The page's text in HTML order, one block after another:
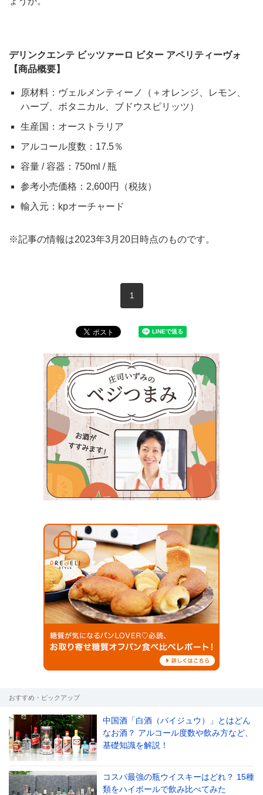
デリンクエンテ ビッツァーロ ビター アペリティーヴォ
【商品概要】
原材料：ヴェルメンティーノ（＋オレンジ、レモン、
ハーブ、ボタニカル、ブドウスピリッツ）
生産国：オーストラリア
アルコール度数：17.5％
容量 / 容器：750ml / 瓶
参考小売価格：2,600円（税抜）
輸入元：kpオーチャード
※記事の情報は2023年3月20日時点のものです。
1
おすすめ・ピックアップ
中国酒「白酒（バイジュウ）」とはどん
なお酒？ アルコール度数や飲み方など、
基礎知識を解説！
コスパ最強の瓶ウイスキーはどれ？ 15種
類をハイボールで飲み比べてみた